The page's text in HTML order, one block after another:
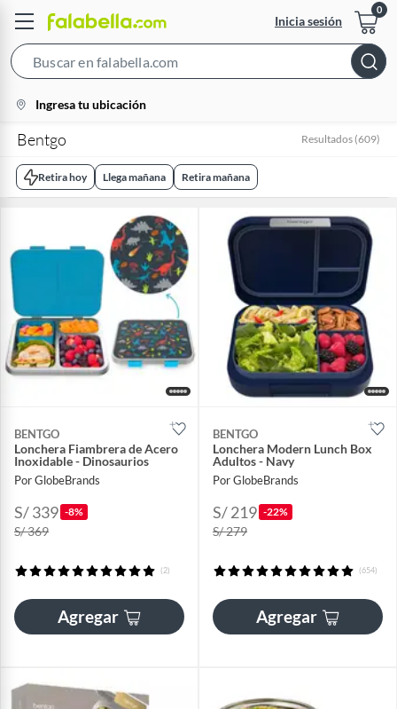
Inicia sesión
Bar
location-
icon
Ingresa tu ubicación
Bentgo Resultados (609)
Retira hoy Llega mañana Retira mañana
BENTGO
Lonchera Fiambrera de Acero
Inoxidable - Dinosaurios
Por GlobeBrands
S/ 339 -8%
S/ 369
(2)
Agregar
BENTGO
Lonchera Modern Lunch Box
Adultos - Navy
Por GlobeBrands
S/ 219 -22%
S/ 279
(654)
Agregar